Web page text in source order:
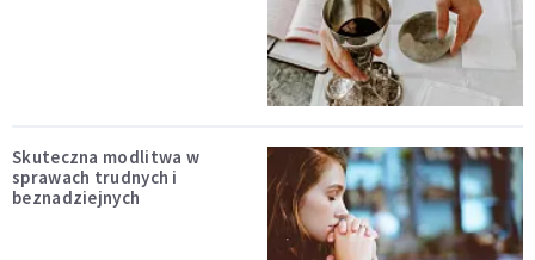
Skuteczna modlitwa w
sprawach trudnych i
beznadziejnych